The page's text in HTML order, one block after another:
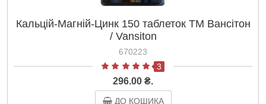
Кальцій-Магній-Цинк 150 таблеток ТМ Вансітон
/ Vansiton
670223
3
296.00 ₴.
ДО КОШИКА